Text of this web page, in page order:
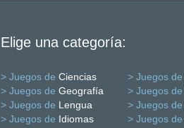
Elige una categoría:
> Juegos de Ciencias > Juegos de
> Juegos de Geografía > Juegos de
> Juegos de Lengua > Juegos de
> Juegos de Idiomas > Juegos de